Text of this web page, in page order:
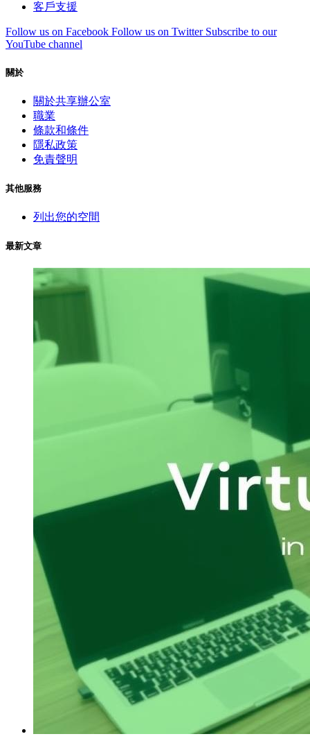
客戶支援
Follow us on Facebook Follow us on Twitter Subscribe to our
YouTube channel
關於
關於共享辦公室
職業
條款和條件
隱私政策
免責聲明
其他服務
列出您的空間
最新文章